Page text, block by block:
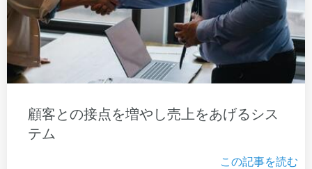
顧客との接点を増やし売上をあげるシス
テム
この記事を読む